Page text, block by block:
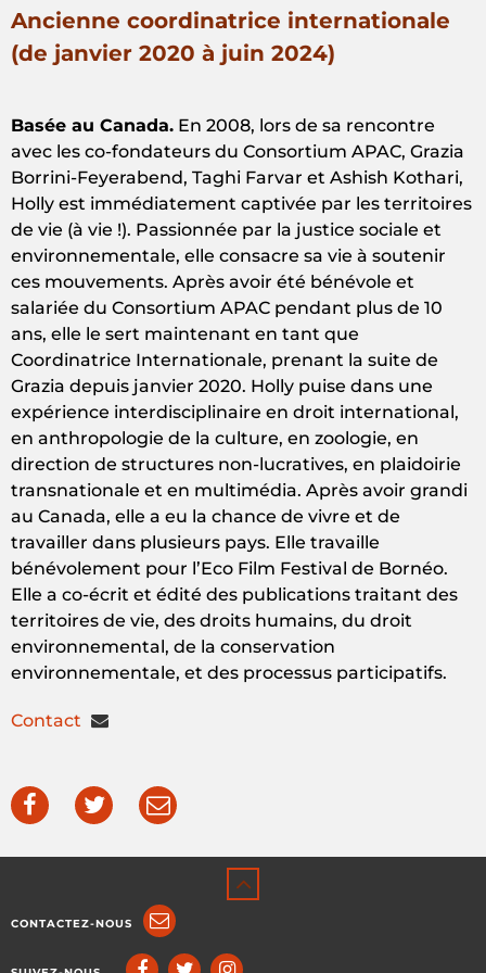
Ancienne coordinatrice internationale
(de janvier 2020 à juin 2024)
Basée au Canada. En 2008, lors de sa rencontre
avec les co-fondateurs du Consortium APAC, Grazia
Borrini-Feyerabend, Taghi Farvar et Ashish Kothari,
Holly est immédiatement captivée par les territoires
de vie (à vie !). Passionnée par la justice sociale et
environnementale, elle consacre sa vie à soutenir
ces mouvements. Après avoir été bénévole et
salariée du Consortium APAC pendant plus de 10
ans, elle le sert maintenant en tant que
Coordinatrice Internationale, prenant la suite de
Grazia depuis janvier 2020. Holly puise dans une
expérience interdisciplinaire en droit international,
en anthropologie de la culture, en zoologie, en
direction de structures non-lucratives, en plaidoirie
transnationale et en multimédia. Après avoir grandi
au Canada, elle a eu la chance de vivre et de
travailler dans plusieurs pays. Elle travaille
bénévolement pour l’Eco Film Festival de Bornéo.
Elle a co-écrit et édité des publications traitant des
territoires de vie, des droits humains, du droit
environnemental, de la conservation
environnementale, et des processus participatifs.
Contact
CONTACTEZ-NOUS